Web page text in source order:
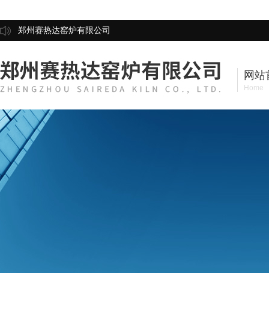
郑州赛热达窑炉有限公司
网站
Home